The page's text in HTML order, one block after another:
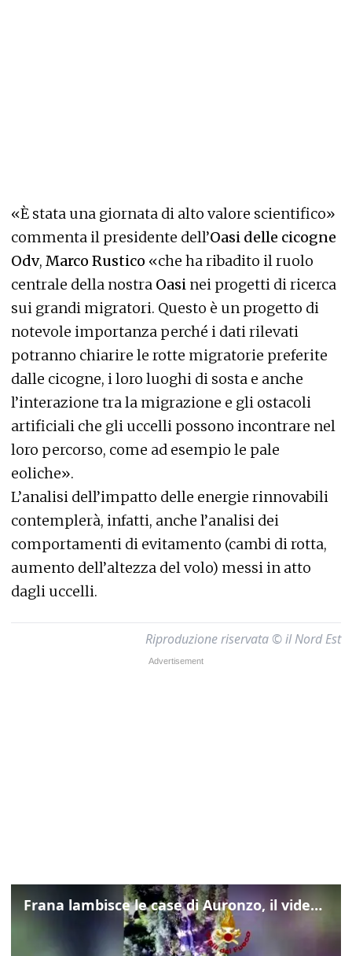
«È stata una giornata di alto valore scientifico»
commenta il presidente dell’Oasi delle cicogne
Odv, Marco Rustico «che ha ribadito il ruolo
centrale della nostra Oasi nei progetti di ricerca
sui grandi migratori. Questo è un progetto di
notevole importanza perché i dati rilevati
potranno chiarire le rotte migratorie preferite
dalle cicogne, i loro luoghi di sosta e anche
l’interazione tra la migrazione e gli ostacoli
artificiali che gli uccelli possono incontrare nel
loro percorso, come ad esempio le pale
eoliche».
L’analisi dell’impatto delle energie rinnovabili
contemplerà, infatti, anche l’analisi dei
comportamenti di evitamento (cambi di rotta,
aumento dell’altezza del volo) messi in atto
dagli uccelli.
Riproduzione riservata © il Nord Est
Frana lambisce le case di Auronzo, il video dall'elicottero dei vigili del fuoco